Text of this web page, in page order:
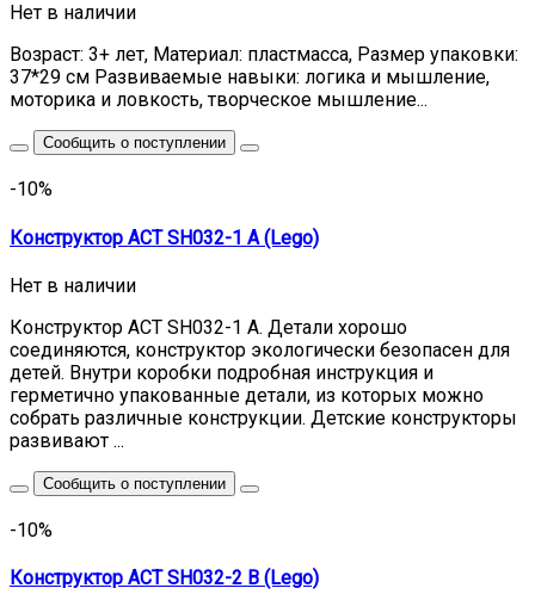
Нет в наличии
Возраст: 3+ лет, Материал: пластмасса, Размер упаковки:
37*29 см Pазвиваемые навыки: логика и мышление,
моторика и ловкость, творческое мышление...
Сообщить о поступлении
-10%
Конструктор ACT SH032-1 A (Lego)
Нет в наличии
Конструктор ACT SH032-1 A. Детали хорошо
соединяются, конструктор экологически безопасен для
детей. Внутри коробки подробная инструкция и
герметично упакованные детали, из которых можно
собрать различные конструкции. Детские конструкторы
развивают ...
Сообщить о поступлении
-10%
Конструктор ACT SH032-2 B (Lego)